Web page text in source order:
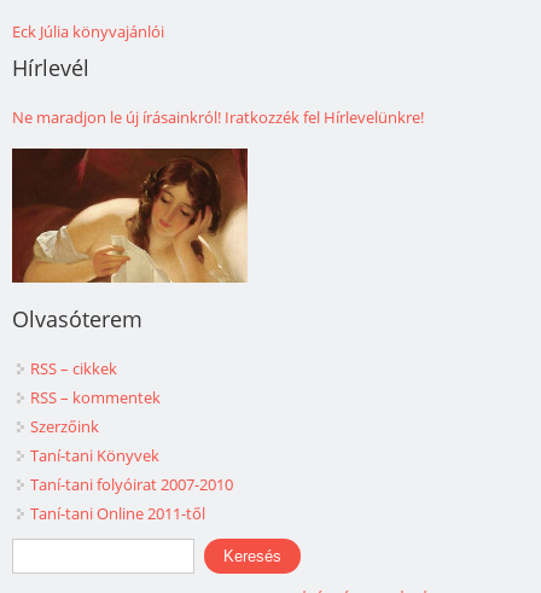
Eck Júlia könyvajánlói
Hírlevél
Ne maradjon le új írásainkról! Iratkozzék fel Hírlevelünkre!
Olvasóterem
RSS – cikkek
RSS – kommentek
Szerzőink
Taní-tani Könyvek
Taní-tani folyóirat 2007-2010
Taní-tani Online 2011-től
Keresés űrlap
Keresés